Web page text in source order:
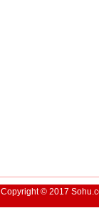
Copyright © 2017